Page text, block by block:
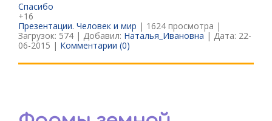
Спасибо
+16
Презентации. Человек и мир | 1624 просмотра |
Загрузок: 574 | Добавил: Наталья_Ивановна | Дата: 22-
06-2015 | Комментарии (0)